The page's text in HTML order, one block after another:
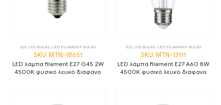
E27, LED BULBS, LED FILAMENT BULBS
SKU: MTN-18651
LED λάμπα filament E27 G45 2W
4500K φυσικό λευκό διάφανο
E27, LED BULBS, LED FILAMENT BULBS
SKU: MTN-13111
LED λάμπα filament E27 A60 8W
4500K φυσικό λευκό διάφανο